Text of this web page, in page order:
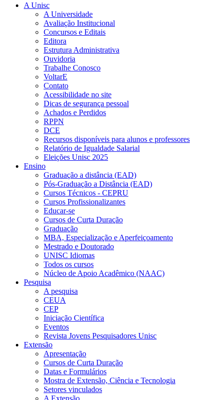
A Unisc
A Universidade
Avaliação Institucional
Concursos e Editais
Editora
Estrutura Administrativa
Ouvidoria
Trabalhe Conosco
VoltarE
Contato
Acessibilidade no site
Dicas de segurança pessoal
Achados e Perdidos
RPPN
DCE
Recursos disponíveis para alunos e professores
Relatório de Igualdade Salarial
Eleições Unisc 2025
Ensino
Graduação a distância (EAD)
Pós-Graduação a Distância (EAD)
Cursos Técnicos - CEPRU
Cursos Profissionalizantes
Educar-se
Cursos de Curta Duração
Graduação
MBA, Especialização e Aperfeiçoamento
Mestrado e Doutorado
UNISC Idiomas
Todos os cursos
Núcleo de Apoio Acadêmico (NAAC)
Pesquisa
A pesquisa
CEUA
CEP
Iniciação Científica
Eventos
Revista Jovens Pesquisadores Unisc
Extensão
Apresentação
Cursos de Curta Duração
Datas e Formulários
Mostra de Extensão, Ciência e Tecnologia
Setores vinculados
A Extensão